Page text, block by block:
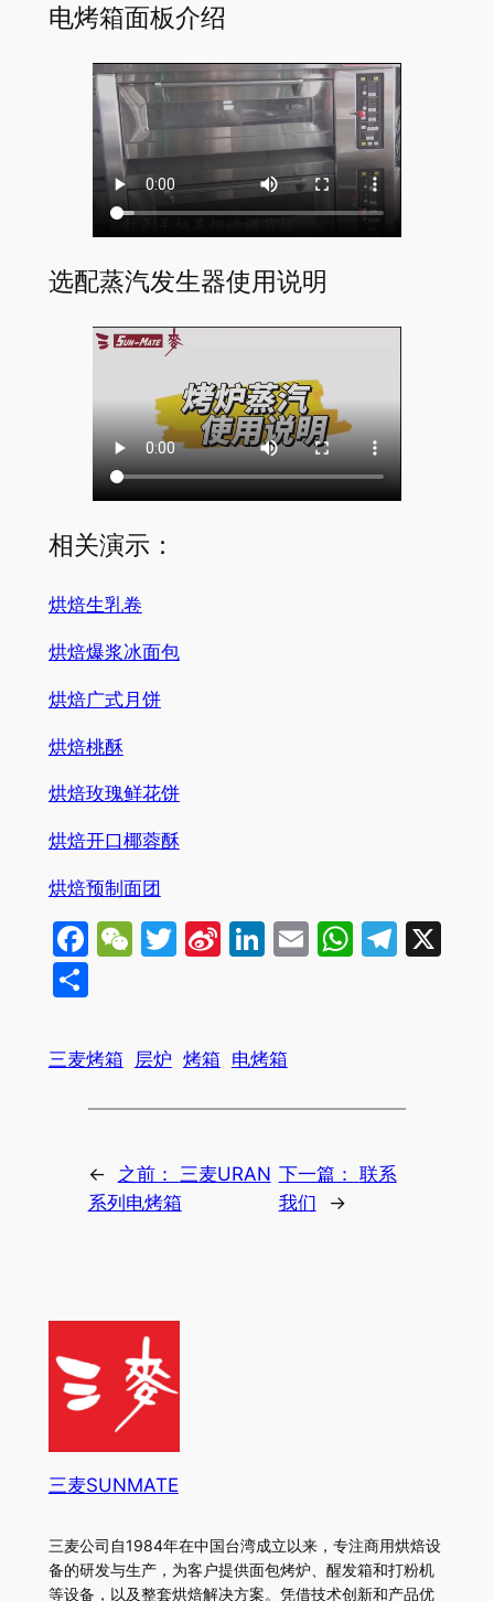
电烤箱面板介绍
选配蒸汽发生器使用说明
相关演示：
烘焙生乳卷
烘焙爆浆冰面包
烘焙广式月饼
烘焙桃酥
烘焙玫瑰鲜花饼
烘焙开口椰蓉酥
烘焙预制面团
Facebook
WeChat
Twitter
SinaLinkedIn
Email
X
分
三麦烤箱 层炉 烤箱 电烤箱
← 之前： 三麦URAN
系列电烤箱
下一篇： 联系
我们
→
三麦SUNMATE
三麦公司自1984年在中国台湾成立以来，专注商用烘焙设
备的研发与生产，为客户提供面包烤炉、醒发箱和打粉机
等设备，以及整套烘焙解决方案。凭借技术创新和产品优